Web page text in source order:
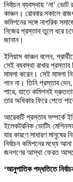
নির্বাচন ব্যবস্থায় ‘না’
কাঞ্চন। রোববার সকালে
কমিশনের সঙ্গে নাগরিক
নিজের প্রস্তাব তুলে ধরে
জানান।
ইলিয়াস কাঞ্চন বলেন,
সেই ব্যবস্থা রাখার প্রস্তাব
মামলা করেন। সেই মামলা
পান না। তিনি প্রস্তাব দেন,
পারে, যাতে কমিশনই
তার অধিকার ফিরে পেতে
আরেকটি প্রস্তাব সম্পর্কে
ইলেকট্রনিক ভোটিং
যার কারণে সাধারণ মানুষের
নির্বাচন কমিশনের মধ্যে
জনগণের আস্থা ফেরত
‘আনুপাতিক পদ্ধতিতে